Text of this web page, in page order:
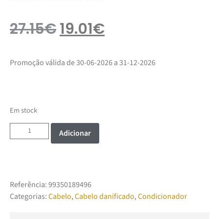
27.15€19.01€
Promoção válida de 30-06-2026 a 31-12-2026
Em stock
Adicionar
Referência:99350189496
Categorias:Cabelo,Cabelo danificado,Condicionador